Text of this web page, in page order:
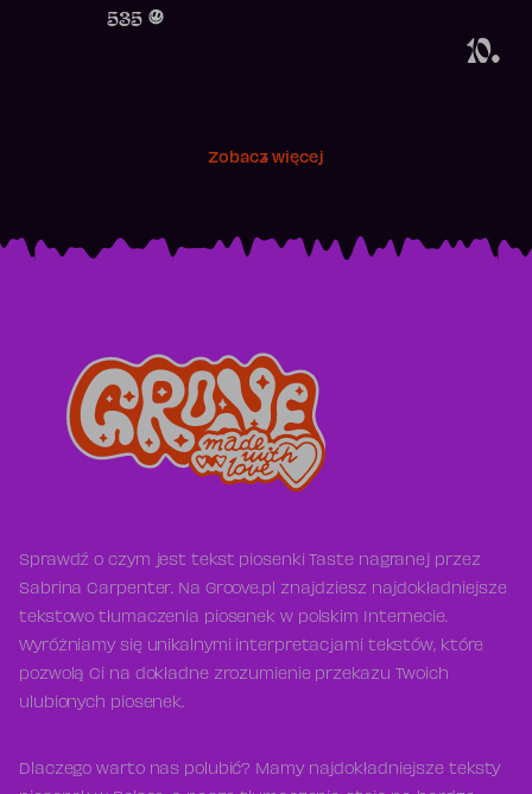
10.
535
Zobacz więcej
Sprawdź o czym jest tekst piosenki Taste nagranej przez
Sabrina Carpenter. Na Groove.pl znajdziesz najdokładniejsze
tekstowo tłumaczenia piosenek w polskim Internecie.
Wyróżniamy się unikalnymi interpretacjami tekstów, które
pozwolą Ci na dokładne zrozumienie przekazu Twoich
ulubionych piosenek.
Dlaczego warto nas polubić? Mamy najdokładniejsze teksty